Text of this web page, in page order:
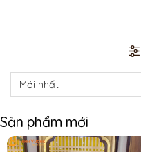
Sản phẩm mới